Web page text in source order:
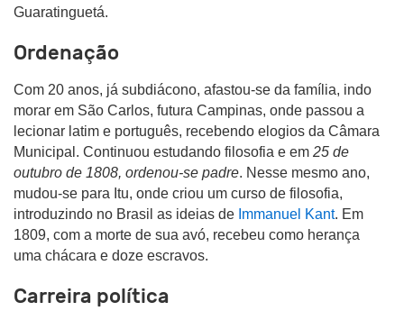
Guaratinguetá.
Ordenação
Com 20 anos, já subdiácono, afastou-se da família, indo
morar em São Carlos, futura Campinas, onde passou a
lecionar latim e português, recebendo elogios da Câmara
Municipal. Continuou estudando filosofia e em 25 de
outubro de 1808, ordenou-se padre. Nesse mesmo ano,
mudou-se para Itu, onde criou um curso de filosofia,
introduzindo no Brasil as ideias de Immanuel Kant. Em
1809, com a morte de sua avó, recebeu como herança
uma chácara e doze escravos.
Carreira política